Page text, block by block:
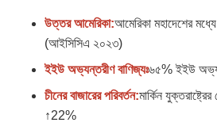
উত্তর আমেরিকা:আমেরিকা মহাদেশের
(আইসিসিএ ২০২৩)
ইইউ অভ্যন্তরীণ বাণিজ্যঃ৬৫% ইইউ
চীনের বাজারের পরিবর্তন:মার্কিন
↑22%